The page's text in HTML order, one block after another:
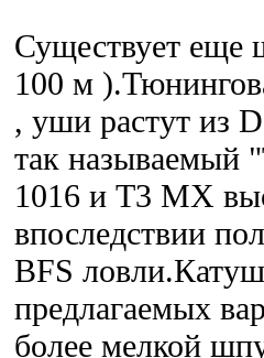
Существует еще
100 м
, уши растут из
так называемый
1016 и Т3 МХ
впоследствии
BFS
предлагаемых
более мелкой